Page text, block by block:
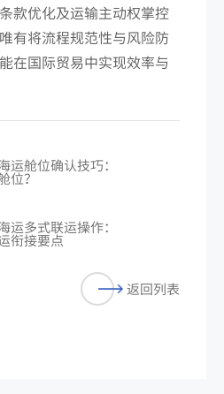
款优化及运输主动权掌控
有将流程规范性与风险防
在国际贸易中实现效率与
运舱位确认技巧：
位？
运多式联运操作：
衔接要点
返回列表